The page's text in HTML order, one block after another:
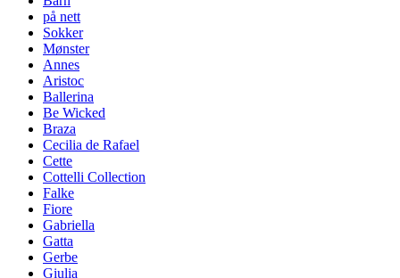
på nett
Sokker
Mønster
Annes
Aristoc
Ballerina
Be Wicked
Braza
Cecilia de Rafael
Cette
Cottelli Collection
Falke
Fiore
Gabriella
Gatta
Gerbe
Giulia